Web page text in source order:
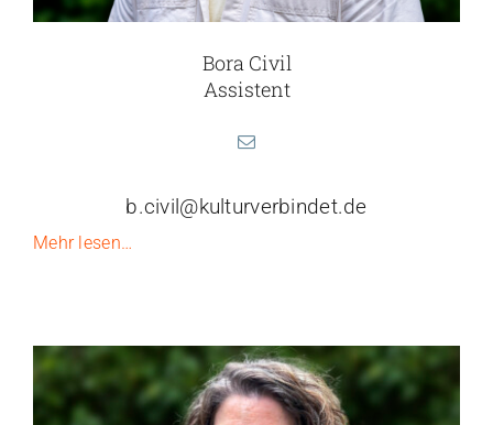
Bora Civil
Assistent
b.civil@kulturverbindet.de
Mehr lesen…